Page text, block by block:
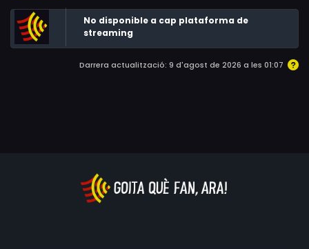
No disponible a cap plataforma de
streaming
Darrera actualització: 9 d'agost de 2026 a les 01:07